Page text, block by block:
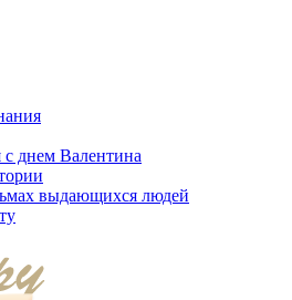
с днем Валентина
выдающихся людей